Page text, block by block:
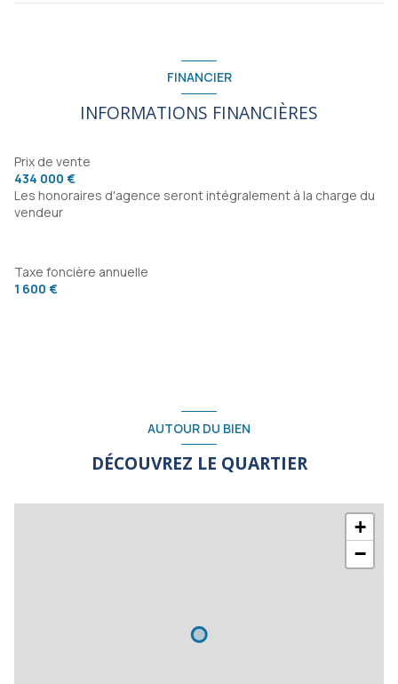
chambre
chambre
11 m²
FINANCIER
INFORMATIONS FINANCIÈRES
Prix de vente
434 000 €
Les honoraires d'agence seront intégralement à la charge du
vendeur
Taxe foncière annuelle
1 600 €
AUTOUR DU BIEN
DÉCOUVREZ LE QUARTIER
+
−